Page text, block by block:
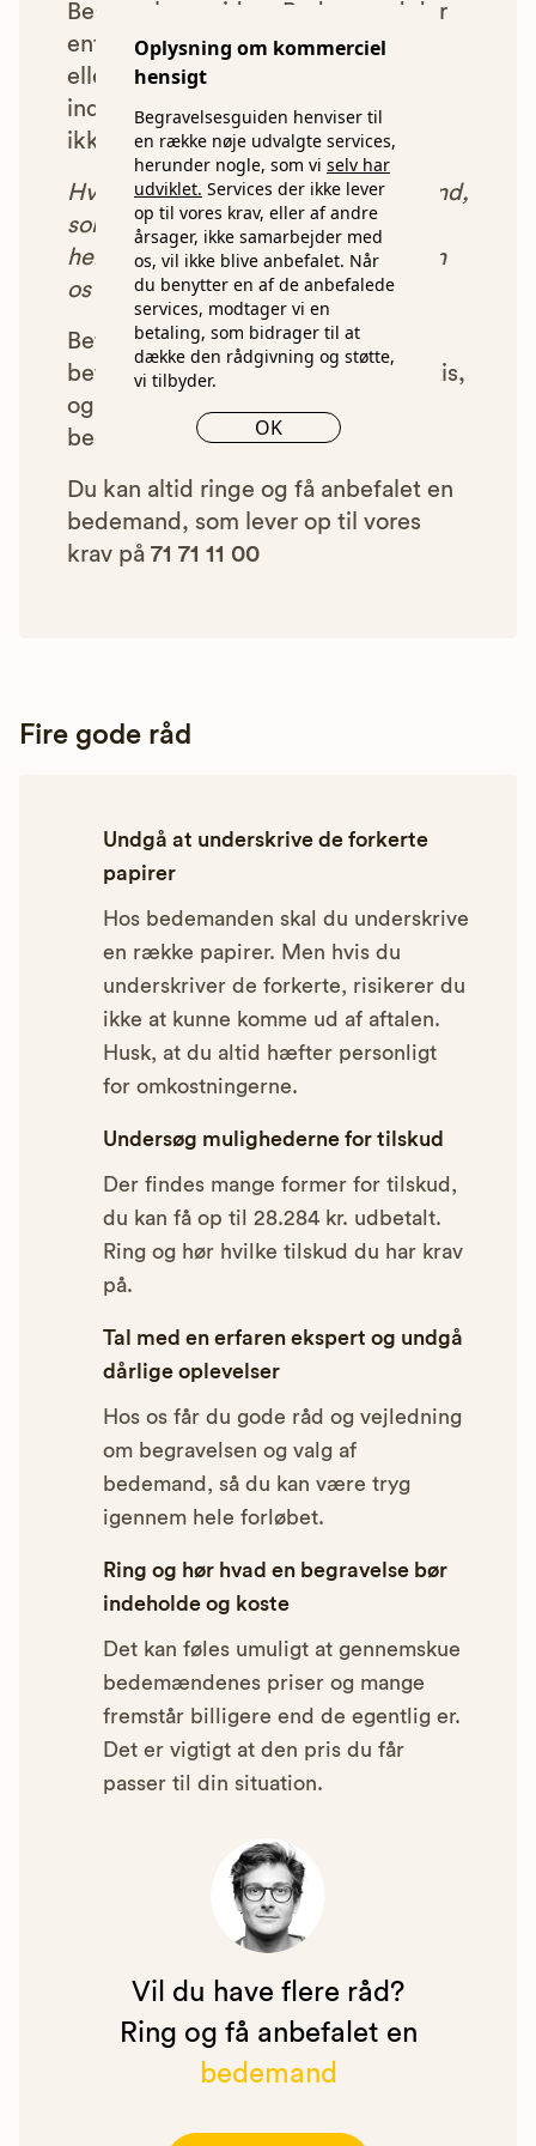
Oplysning om kommerciel
hensigt
Begravelsesguiden henviser til
en række nøje udvalgte services,
herunder nogle, som vi selv har
udviklet. Services der ikke lever
op til vores krav, eller af andre
årsager, ikke samarbejder med
os, vil ikke blive anbefalet. Når
du benytter en af de anbefalede
services, modtager vi en
betaling, som bidrager til at
dække den rådgivning og støtte,
vi tilbyder.
OK
Begravelsesguiden. Bedemænd der
enten ikke lever op til vores krav,
eller som af andre årsager ikke har
indgået et samarbejde med os, vil
ikke blive vist i vores anbefalinger.
Hver gang du benytter en bedemand,
som vi har godkendt, anbefalet og
henvist dig til, betaler bedemanden
os et beløb for denne henvisning.
Betalingen for vores henvisninger
betyder, at vores rådgivning er gratis,
og at vi samtidig kan tilbyde vores
bedemandsgaranti.
Du kan altid ringe og få anbefalet en
bedemand, som lever op til vores
krav på 71 71 11 00
Fire gode råd
Undgå at underskrive de forkerte
papirer
Hos bedemanden skal du underskrive
en række papirer. Men hvis du
underskriver de forkerte, risikerer du
ikke at kunne komme ud af aftalen.
Husk, at du altid hæfter personligt
for omkostningerne.
Undersøg mulighederne for tilskud
Der findes mange former for tilskud,
du kan få op til 28.284 kr. udbetalt.
Ring og hør hvilke tilskud du har krav
på.
Tal med en erfaren ekspert og undgå
dårlige oplevelser
Hos os får du gode råd og vejledning
om begravelsen og valg af
bedemand, så du kan være tryg
igennem hele forløbet.
Ring og hør hvad en begravelse bør
indeholde og koste
Det kan føles umuligt at gennemskue
bedemændenes priser og mange
fremstår billigere end de egentlig er.
Det er vigtigt at den pris du får
passer til din situation.
Vil du have flere råd?
Ring og få anbefalet en
bedemand